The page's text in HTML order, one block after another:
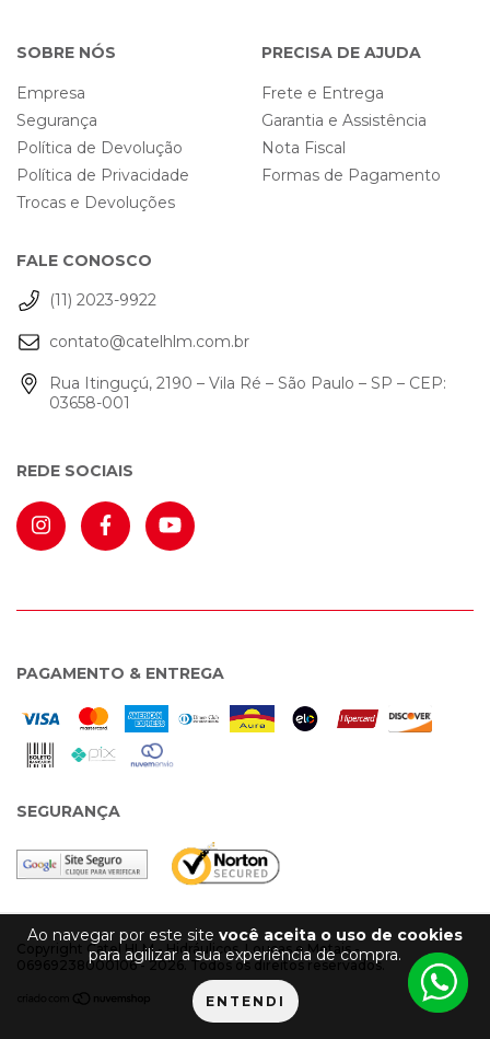
Ao navegar por este site você aceita o uso de cookies
para agilizar a sua experiência de compra.
ENTENDI
SOBRE NÓS
Empresa
Segurança
Política de Devolução
Política de Privacidade
Trocas e Devoluções
PRECISA DE AJUDA
Frete e Entrega
Garantia e Assistência
Nota Fiscal
Formas de Pagamento
FALE CONOSCO
(11) 2023-9922
contato@catelhlm.com.br
Rua Itinguçú, 2190 – Vila Ré – São Paulo – SP – CEP:
03658-001
REDE SOCIAIS
PAGAMENTO & ENTREGA
SEGURANÇA
Copyright Catel HLM - Hidráulicos, Louças e Metais -
06969238000106 - 2026. Todos os direitos reservados.